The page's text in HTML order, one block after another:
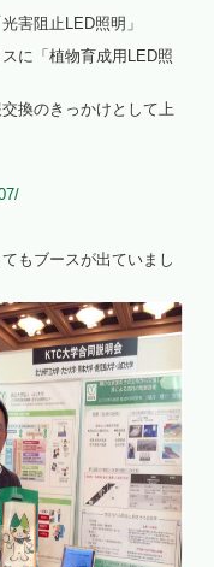
害阻止LED照明」
に「植物育成用LED照
換のきっかけとして上
もブースが出ていまし